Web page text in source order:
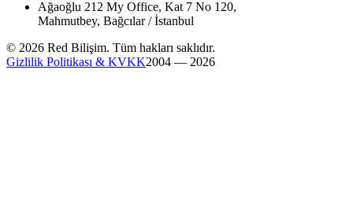
Ağaoğlu 212 My Office, Kat 7 No 120,
Mahmutbey, Bağcılar / İstanbul
© 2026 Red Bilişim. Tüm hakları saklıdır.
Gizlilik Politikası & KVKK2004 — 2026